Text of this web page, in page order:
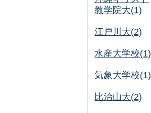
教学院大(1)
江戸川大(2)
水産大学校(1)
気象大学校(1)
比治山大(2)